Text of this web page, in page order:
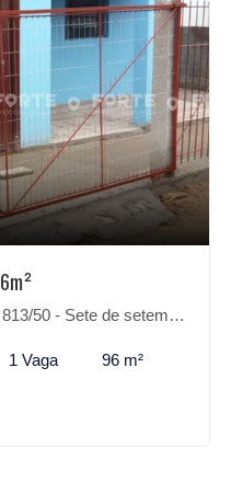
São Lourenço do Sul-RS
1 Vaga 96 m²